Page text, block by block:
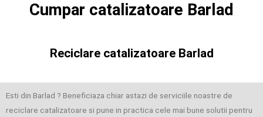
Cumpar catalizatoare Barlad
Reciclare catalizatoare Barlad
Esti din Barlad ? Beneficiaza chiar astazi de serviciile noastre de
reciclare catalizatoare si pune in practica cele mai bune solutii pentru